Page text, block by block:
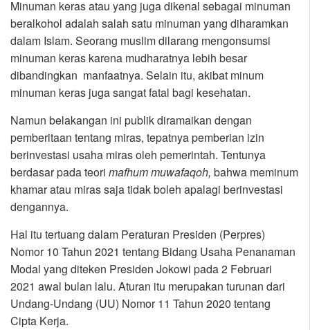
Minuman keras atau yang juga dikenal sebagai minuman
beralkohol adalah salah satu minuman yang diharamkan
dalam Islam. Seorang muslim dilarang mengonsumsi
minuman keras karena mudharatnya lebih besar
dibandingkan manfaatnya. Selain itu, akibat minum
minuman keras juga sangat fatal bagi kesehatan.
Namun belakangan ini publik diramaikan dengan
pemberitaan tentang miras, tepatnya pemberian izin
berinvestasi usaha miras oleh pemerintah. Tentunya
berdasar pada teori mafhum muwafaqoh, bahwa meminum
khamar atau miras saja tidak boleh apalagi berinvestasi
dengannya.
Hal itu tertuang dalam Peraturan Presiden (Perpres)
Nomor 10 Tahun 2021 tentang Bidang Usaha Penanaman
Modal yang diteken Presiden Jokowi pada 2 Februari
2021 awal bulan lalu. Aturan itu merupakan turunan dari
Undang-Undang (UU) Nomor 11 Tahun 2020 tentang
Cipta Kerja.